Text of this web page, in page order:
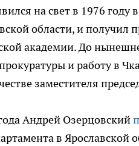
на свет в 1976 году
области, и получил
академии. До
и работу в
заместителя
Андрей Озерцовский
в Ярославской